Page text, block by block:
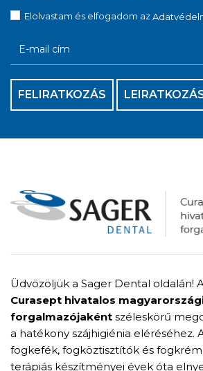
Elolvastam és elfogadom az
FELIRATKOZÁS
Üdvözöljük a Sager Dental oldalán!
Curasept hivatalos
forgalmazójaként széleskörű
a hatékony szájhigiénia eléréséhez.
fogkefék, fogköztisztítók és
terápiás készítményei évek óta